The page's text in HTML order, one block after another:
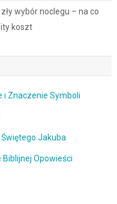
wybór noclegu – na co
koszt
i Znaczenie Symboli
Jakuba
Opowieści